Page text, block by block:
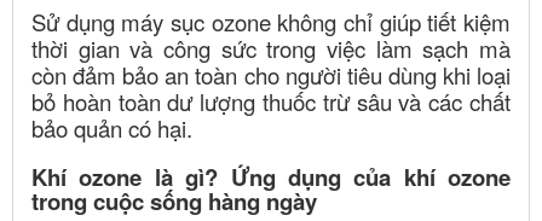
Sử dụng máy sục ozone không chỉ giúp tiết kiệm
thời gian và công sức trong việc làm sạch mà
còn đảm bảo an toàn cho người tiêu dùng khi loại
bỏ hoàn toàn dư lượng thuốc trừ sâu và các chất
bảo quản có hại.
Khí ozone là gì? Ứng dụng của khí ozone
trong cuộc sống hàng ngày